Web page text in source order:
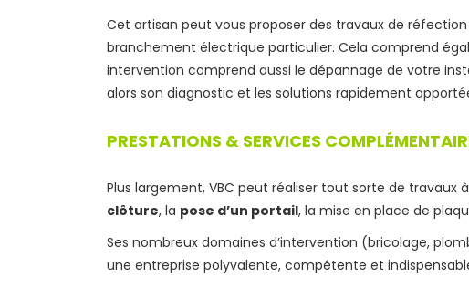
Cet artisan peut vous proposer des travaux de
branchement électrique particulier. Cela comprend
intervention comprend aussi le dépannage de votre
alors son diagnostic et les solutions rapidement
PRESTATIONS & SERVICES
Plus largement, VBC peut réaliser tout sorte de travaux
clôture, la pose d’un portail, la mise en place de
Ses nombreux domaines d’intervention (bricolage,
une entreprise polyvalente, compétente et